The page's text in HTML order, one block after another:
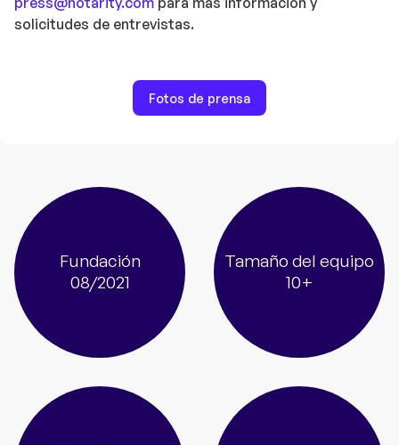
solicitudes de entrevistas.
Fotos de prensa
Fundación
08/2021
Tamaño del equipo
10+